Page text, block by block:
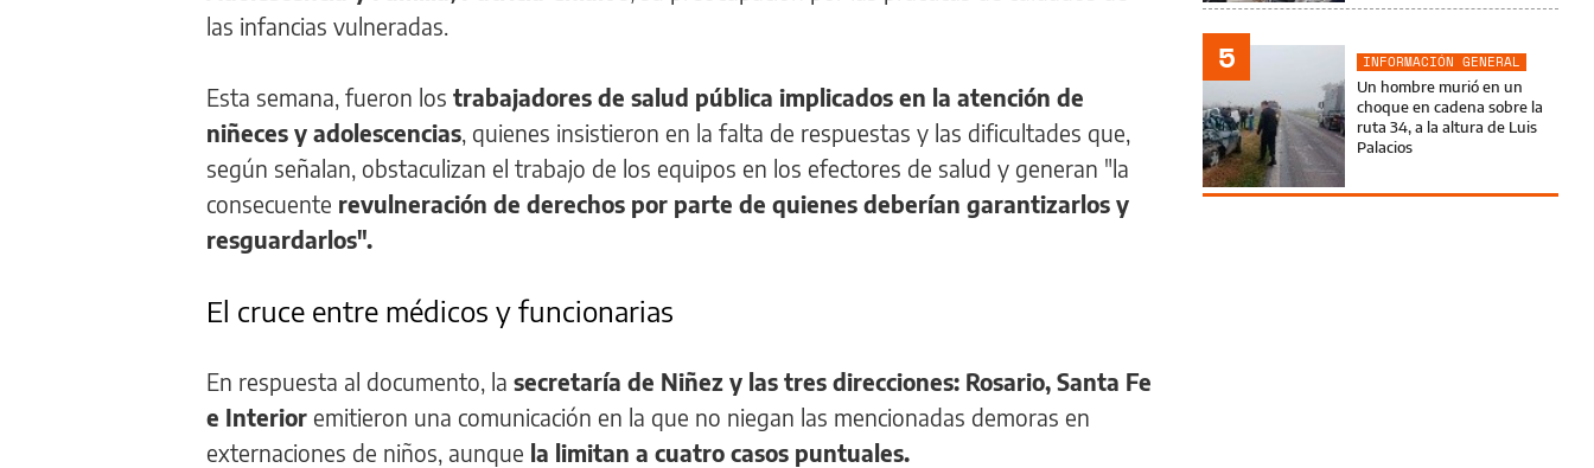
las infancias vulneradas.
Esta semana, fueron los trabajadores de salud pública implicados en la atención de
niñeces y adolescencias, quienes insistieron en la falta de respuestas y las dificultades que,
según señalan, obstaculizan el trabajo de los equipos en los efectores de salud y generan "la
consecuente revulneración de derechos por parte de quienes deberían garantizarlos y
resguardarlos".
El cruce entre médicos y funcionarias
En respuesta al documento, la secretaría de Niñez y las tres direcciones: Rosario, Santa Fe
e Interior emitieron una comunicación en la que no niegan las mencionadas demoras en
externaciones de niños, aunque la limitan a cuatro casos puntuales.
5
INFORMACIÓN GENERAL
Un hombre murió en un
choque en cadena sobre la
ruta 34, a la altura de Luis
Palacios